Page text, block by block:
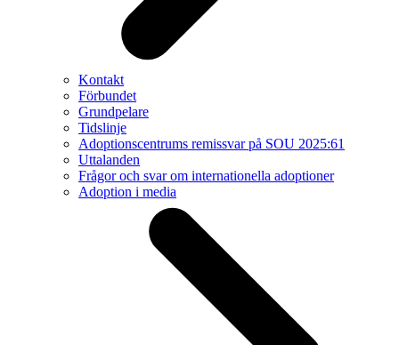
Kontakt
Förbundet
Grundpelare
Tidslinje
Adoptionscentrums remissvar på SOU 2025:61
Uttalanden
Frågor och svar om internationella adoptioner
Adoption i media